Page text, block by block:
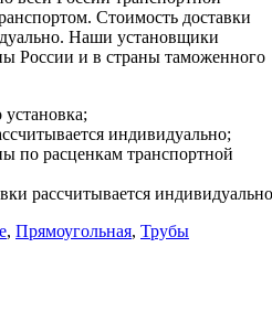
Стоимость доставки
Наши установщики
России и в страны таможенного
индивидуально;
по расценкам транспортной
рассчитывается
, Прямоугольная, Трубы